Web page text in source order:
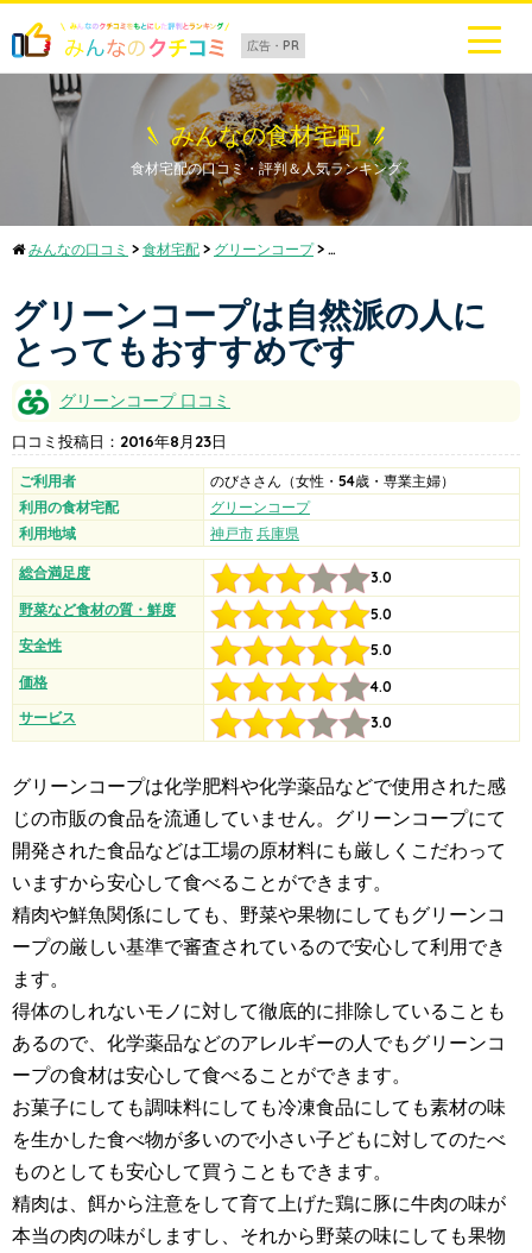
広告・PR
みんなの食材宅配
食材宅配の口コミ・評判＆人気ランキング
みんなの口コミ > 食材宅配 > グリーンコープ> グリーンコープは自然派の人
グリーンコープは自然派の人に
とってもおすすめです
グリーンコープ口コミ
口コミ投稿日： 2016年8月23日
ご利用者 のびさ さん （女性・54歳・専業主婦）
利用の食材宅配
グリーンコープ
利用地域
神戸市 兵庫県
総合満足度
3.0
野菜など食材の質・鮮度
5.0
安全性
5.0
価格
4.0
サービス
3.0
グリーンコープは化学肥料や化学薬品などで使用された感
じの市販の食品を流通していません。グリーンコープにて
開発された食品などは工場の原材料にも厳しくこだわって
いますから安心して食べることができます。
精肉や鮮魚関係にしても、野菜や果物にしてもグリーンコ
ープの厳しい基準で審査されているので安心して利用でき
ます。
得体のしれないモノに対して徹底的に排除していることも
あるので、化学薬品などのアレルギーの人でもグリーンコ
ープの食材は安心して食べることができます。
お菓子にしても調味料にしても冷凍食品にしても素材の味
を生かした食べ物が多いので小さい子どもに対してのたべ
ものとしても安心して買うこともできます。
精肉は、餌から注意をして育て上げた鶏に豚に牛肉の味が
本当の肉の味がしますし、それから野菜の味にしても果物